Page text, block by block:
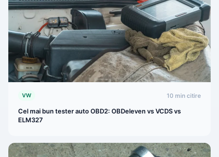
VW 10 min citire
Cel mai bun tester auto OBD2: OBDeleven vs VCDS vs
ELM327